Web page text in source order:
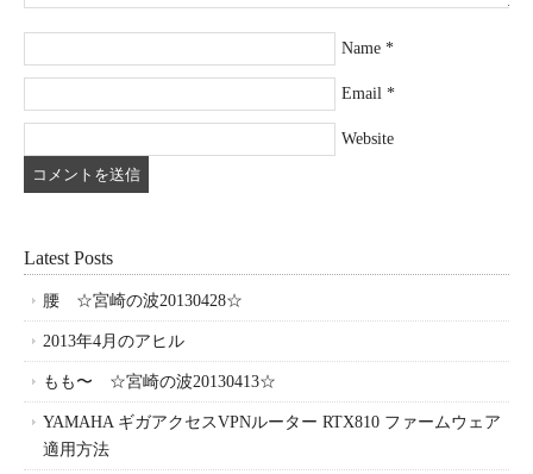
Name *
Email *
Website
Latest Posts
腰 ☆宮崎の波20130428☆
2013年4月のアヒル
もも〜 ☆宮崎の波20130413☆
YAMAHA ギガアクセスVPNルーター RTX810 ファームウェア
適用方法